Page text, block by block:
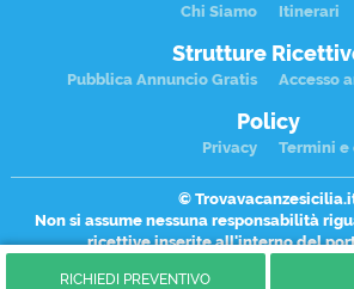
RICHIEDI PREVENTIVO
Chi Siamo Itinerari
Strutture
Pubblica Annuncio Gratis Accesso
Policy
Privacy Termini
©
Non si assume nessuna responsabilità
ricettiveinserite all'interno del
Emade Srl - P. IVA